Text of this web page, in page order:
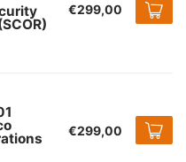
€299,00
€299,00